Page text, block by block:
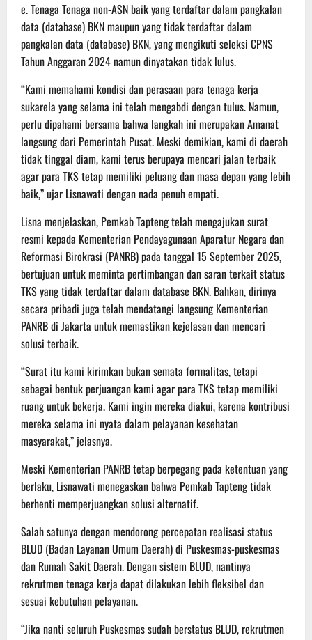
e. Tenaga Tenaga non-ASN baik yang terdaftar dalam pangkalan
data (database) BKN maupun yang tidak terdaftar dalam
pangkalan data (database) BKN, yang mengikuti seleksi CPNS
Tahun Anggaran 2024 namun dinyatakan tidak lulus.
“Kami memahami kondisi dan perasaan para tenaga kerja
sukarela yang selama ini telah mengabdi dengan tulus. Namun,
perlu dipahami bersama bahwa langkah ini merupakan Amanat
langsung dari Pemerintah Pusat. Meski demikian, kami di daerah
tidak tinggal diam, kami terus berupaya mencari jalan terbaik
agar para TKS tetap memiliki peluang dan masa depan yang lebih
baik,” ujar Lisnawati dengan nada penuh empati.
Lisna menjelaskan, Pemkab Tapteng telah mengajukan surat
resmi kepada Kementerian Pendayagunaan Aparatur Negara dan
Reformasi Birokrasi (PANRB) pada tanggal 15 September 2025,
bertujuan untuk meminta pertimbangan dan saran terkait status
TKS yang tidak terdaftar dalam database BKN. Bahkan, dirinya
secara pribadi juga telah mendatangi langsung Kementerian
PANRB di Jakarta untuk memastikan kejelasan dan mencari
solusi terbaik.
“Surat itu kami kirimkan bukan semata formalitas, tetapi
sebagai bentuk perjuangan kami agar para TKS tetap memiliki
ruang untuk bekerja. Kami ingin mereka diakui, karena kontribusi
mereka selama ini nyata dalam pelayanan kesehatan
masyarakat,” jelasnya.
Meski Kementerian PANRB tetap berpegang pada ketentuan yang
berlaku, Lisnawati menegaskan bahwa Pemkab Tapteng tidak
berhenti memperjuangkan solusi alternatif.
Salah satunya dengan mendorong percepatan realisasi status
BLUD (Badan Layanan Umum Daerah) di Puskesmas-puskesmas
dan Rumah Sakit Daerah. Dengan sistem BLUD, nantinya
rekrutmen tenaga kerja dapat dilakukan lebih fleksibel dan
sesuai kebutuhan pelayanan.
“Jika nanti seluruh Puskesmas sudah berstatus BLUD, rekrutmen